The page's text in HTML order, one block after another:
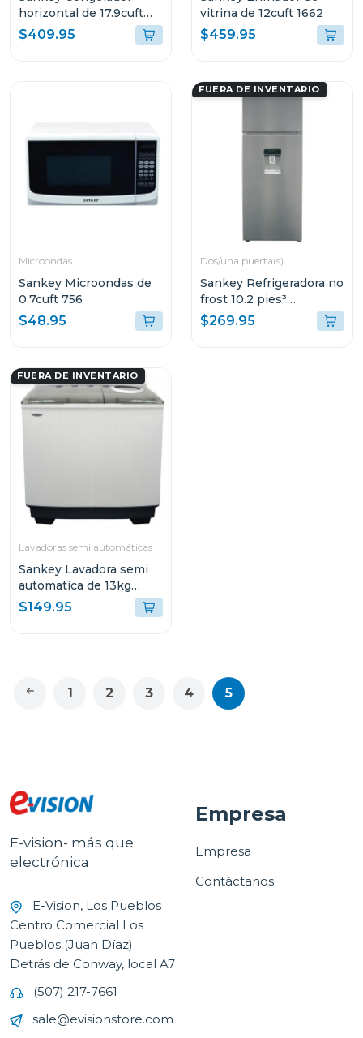
horizontal de 17.9cuft
(aprox) 1870
$409.95
vitrina de 12cuft 1662
$459.95
Microondas
Sankey Microondas de
0.7cuft 756
$48.95
FUERA DE INVENTARIO
Dos/una puerta(s)
Sankey Refrigeradora no
frost 10.2 pies³
dispensador de agua
rf1025
$269.95
FUERA DE INVENTARIO
Lavadoras semi automáticas
Sankey Lavadora semi
automatica de 13kg
doble tina wm1376
$149.95
1 2 3 4 5
E-vision- más que
electrónica
E-Vision, Los Pueblos
Centro Comercial Los
Pueblos (Juan Díaz)
Detrás de Conway, local A7
(507) 217-7661
sale@evisionstore.com
Empresa
Empresa
Contáctanos